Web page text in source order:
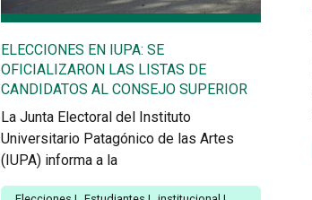
ELECCIONES EN IUPA: SE
OFICIALIZARON LAS LISTAS DE
CANDIDATOS AL CONSEJO SUPERIOR
La Junta Electoral del Instituto
Universitario Patagónico de las Artes
(IUPA) informa a la